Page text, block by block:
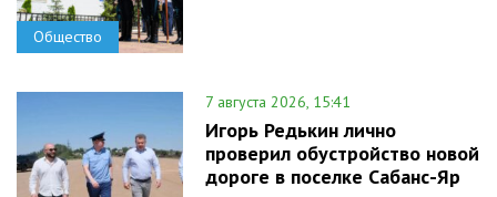
Общество
7 августа 2026, 15:41
Игорь Редькин лично
проверил обустройство новой
дороге в поселке Сабанс-Яр